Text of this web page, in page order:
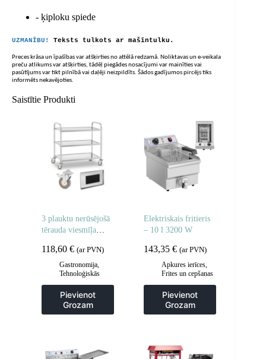
- ķiploku spiede
UZMANĪBU! Teksts tulkots ar mašīntulku.
Preces krāsa un īpašības var atšķirties no attēlā redzamā. Noliktavas un e-veikala
preču atlikums var atšķirties, tādēļ piegādes nosacījumi var mainīties vai
pasūtījums var tikt pilnībā vai daļēji neizpildīts. Šādos gadījumos pircējs tiks
informēts nekavējoties.
Saistītie Produkti
3 plauktu nerūsējošā
tērauda viesmīļa
118,60 € (ar PVN)
Gastronomija
Tehnoloģiskās
un transporta ratiņi
Virtuve
Pievienot
Grozam
Elektriskais fritieris
– 10 l 3200 W
143,35€ (ar PVN)
Apkures ierīces
Frites un cepšanas
Gastronomija
Regulējamas
cepšanas iekārtas
Pievienot
Grozam